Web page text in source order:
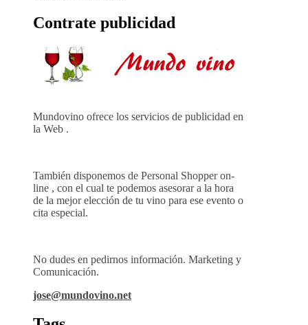
Contrate publicidad
Mundovino ofrece los servicios de publicidad en
la Web .
También disponemos de Personal Shopper on-
line , con el cual te podemos asesorar a la hora
de la mejor elección de tu vino para ese evento o
cita especial.
No dudes en pedirnos información. Marketing y
Comunicación.
jose@mundovino.net